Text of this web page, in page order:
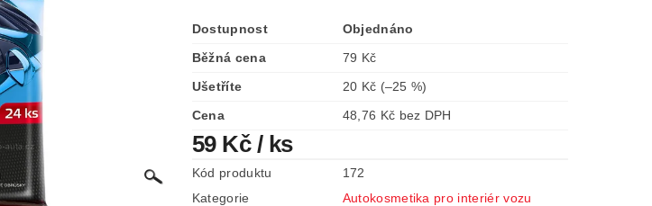
Dostupnost
Objednáno
Běžná cena
79 Kč
Ušetříte
20 Kč (–25 %)
Cena
48,76 Kč bez DPH
59 Kč / ks
Kód produktu
172
Kategorie
Autokosmetika pro interiér vozu